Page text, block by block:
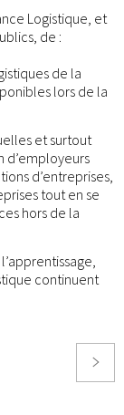
Logistique, et
de :
de la
lors de la
et surtout
d’employeurs
d’entreprises,
tout en se
hors de la
continuent